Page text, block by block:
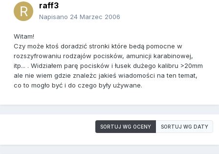
raff3
Napisano 24 Marzec 2006
Witam!
Czy może ktoś doradzić stronki które bedą pomocne w
rozszyfrowaniu rodzajów pocisków, amunicji karabinowej,
itp... . Widziałem parę pocisków i łusek dużego kalibru >20mm
ale nie wiem gdzie znależc jakieś wiadomości na ten temat,
co to mogło być i do czego były używane.
SORTUJ WG OCENY SORTUJ WG DATY